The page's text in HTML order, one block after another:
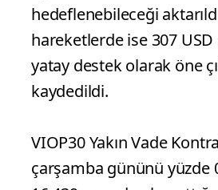
hedeflenebileceği
hareketlerde ise 307
yatay destek olarak öne
kaydedildi.
VIOP30 Yakın Vade
çarşamba gününü yüzde